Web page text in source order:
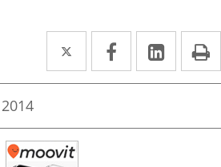
Twitter
Enlace
a
aplicación
externa.
Facebook
Enlace
a
aplicación
Enlace
a